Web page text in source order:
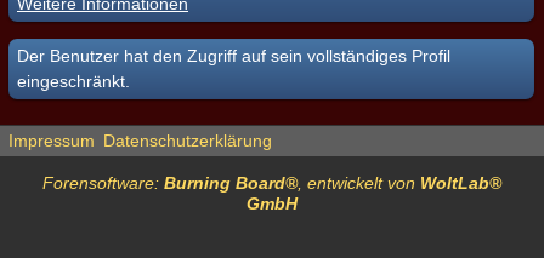
Der Benutzer hat den Zugriff auf sein vollständiges Profil
eingeschränkt.
Impressum Datenschutzerklärung
Forensoftware: Burning Board®, entwickelt von WoltLab®
GmbH